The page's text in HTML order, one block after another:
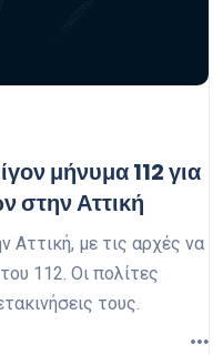
μήνυμα 112 για
στην Αττική
Αττική, με τις αρχές να
112. Οι πολίτες
τους.